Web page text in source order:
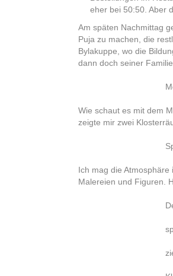
eher bei 50:50. Aber
Am späten Nachmittag
Puja zu machen, die
Bylakuppe, wo die
dann doch seiner
Wie schaut es mit dem
zeigte mir zwei
Ich mag die
Malereien und Figuren.